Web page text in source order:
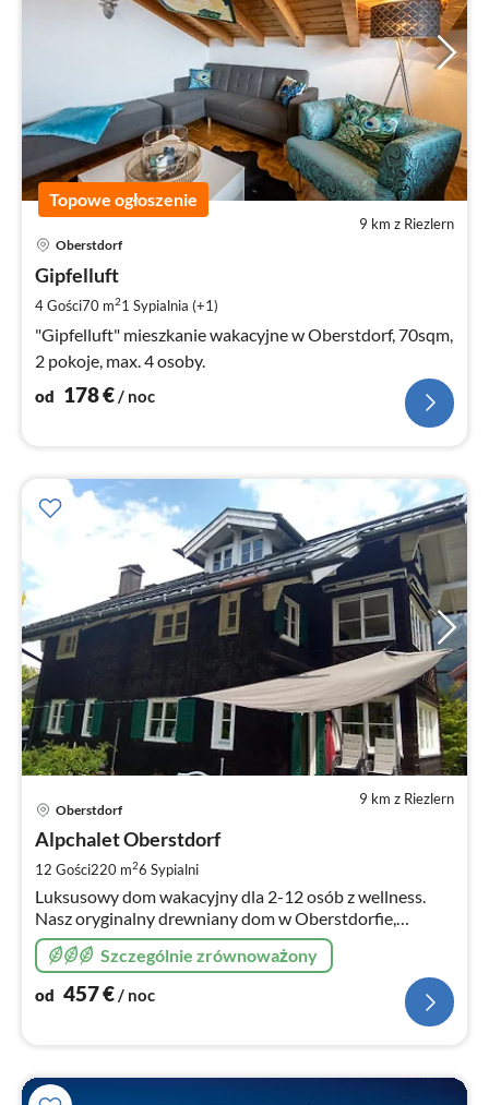
Topowe ogłoszenie
9 km z Riezlern
Oberstdorf
Gipfelluft
4 Gości70 m21 Sypialnia (+1)
"Gipfelluft" mieszkanie wakacyjne w Oberstdorf, 70sqm,
2 pokoje, max. 4 osoby.
od 178€/ noc
9 km z Riezlern
Oberstdorf
Alpchalet Oberstdorf
12 Gości220 m26 Sypialni
Luksusowy dom wakacyjny dla 2-12 osób z wellness.
Nasz oryginalny drewniany dom w Oberstdorfie,
pięknie odnowiony, z małą strefą wellness i fitness.
Szczególnie zrównoważony
od 457€/ noc